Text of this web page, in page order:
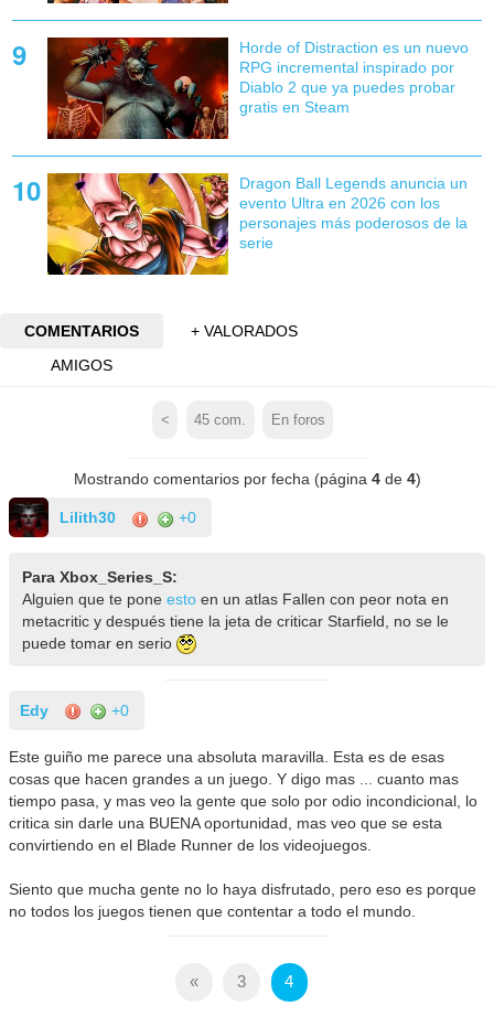
Horde of Distraction es un nuevo
RPG incremental inspirado por
Diablo 2 que ya puedes probar
gratis en Steam
Dragon Ball Legends anuncia un
evento Ultra en 2026 con los
personajes más poderosos de la
serie
COMENTARIOS
+ VALORADOS
AMIGOS
< 45 com. En foros
Mostrando comentarios por fecha (página 4de 4)
Lilith30 +0
Para Xbox_Series_S:
Alguien que te pone estoen un atlas Fallen con peor nota en
metacritic y después tiene la jeta de criticar Starfield, no se le
puede tomar en serio
Edy +0
Este guiño me parece una absoluta maravilla. Esta es de esas
cosas que hacen grandes a un juego. Y digo mas ... cuanto mas
tiempo pasa, y mas veo la gente que solo por odio incondicional, lo
critica sin darle una BUENA oportunidad, mas veo que se esta
convirtiendo en el Blade Runner de los videojuegos.
Siento que mucha gente no lo haya disfrutado, pero eso es porque
no todos los juegos tienen que contentar a todo el mundo.
« 3 4